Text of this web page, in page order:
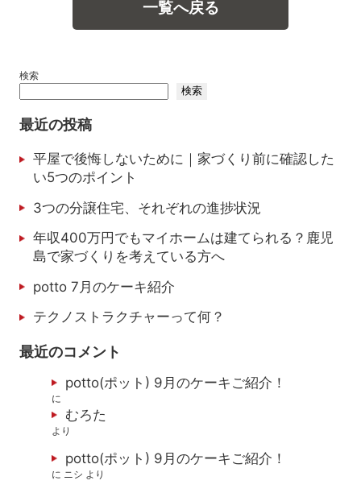
一覧へ戻る
検索
検索
最近の投稿
平屋で後悔しないために｜家づくり前に確認した
い5つのポイント
3つの分譲住宅、それぞれの進捗状況
年収400万円でもマイホームは建てられる？鹿児
島で家づくりを考えている方へ
potto 7月のケーキ紹介
テクノストラクチャーって何？
最近のコメント
potto(ポット) 9月のケーキご紹介！
に
むろた
より
potto(ポット) 9月のケーキご紹介！
に ニシ より